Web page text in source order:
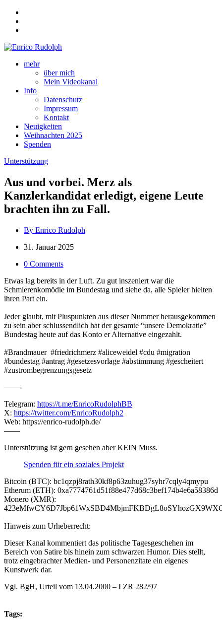
mehr
über mich
Mein Videokanal
Info
Datenschutz
Impressum
Kontakt
Neuigkeiten
Weihnachten 2025
Spenden
Unterstützung
Aus und vorbei. Merz als
Kanzlerkandidat erledigt, eigene Leute
brachten ihn zu Fall.
By Enrico Rudolph
31. Januar 2025
0 Comments
Etwas lag bereits in der Luft. Zu gut inszeniert war die
Schmierenkomödie im Bundestag und siehe da, alle Spieler hielten
ihren Part ein.
Jeder glaubt, mit Pluspunkten aus dieser Nummer herausgekommen
zu sein aber schlussendlich hat der gesamte “unsere Demokratie”
Bundestag heute auf das Konto er Alternative eingezahlt.
#Brandmauer #friedrichmerz #aliceweidel #cdu #migration
#bundestag #antrag #gesetzesvorlage #abstimmung #gescheitert
#zustrombegrenzungsgesetz
——-
Telegram: https://t.me/EnricoRudolphBB
X: https://twitter.com/EnricoRudolph2
Web: https://enrico-rudolph.de/
——
Unterstützung ist gern gesehen aber KEIN Muss.
Spenden für ein soziales Projekt
Bitcoin (BTC): bc1qzpj8rath30kf8p63zuhug37syhr7cqly4qmypu
Etherum (ETH): 0xa7774761d51f88e477d68c3bef174b4e6a58386d
Monero (XMR):
———————————
Hinweis zum Urheberrecht:
Dieser Kanal kommentiert das politische Tagesgeschehen im
Bereich von Satire bis hinein zum schwarzen Humor. Dies stellt,
trotz eingebrachter Medien- und Personenzitate ein eigenes
Kunstwerk dar.
Vgl. BgH, Urteil vom 13.04.2000 – I ZR 282/97
Tags: